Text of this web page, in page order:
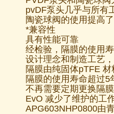
pvDF泵头几乎与所有
陶瓷球阀的使用提高
*兼容性
具有性能可靠
经检验，隔膜的使用
设计理念和制造工艺
隔膜由纯固体pTFE
隔膜的使用寿命超过5
不再需要定期更换隔
EvO 减少了维护的工
APG603NHP0800由